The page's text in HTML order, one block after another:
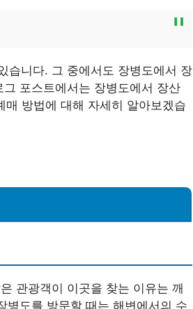
습니다. 그 중에서도 장병도에서 장
포스트에서는 장병도에서 장산
방법에 대해 자세히 알아보겠습
관광객이 이곳을 찾는 이유는 깨
병도를 방문할 때는 해변에서의 수